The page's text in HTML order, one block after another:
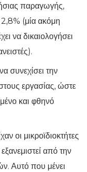
παραγωγής,
(μία ακόμη
να δικαιολογήσει
συνεχίσει την
εργασίας, ώστε
και φθηνό
οι μικροϊδιοκτήτες
από την
Αυτό που μένει